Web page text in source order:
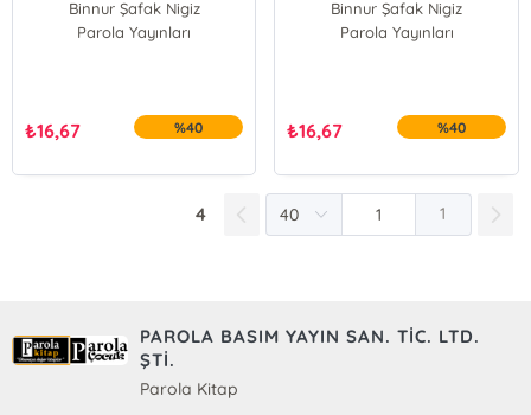
Binnur Şafak Nigiz
Parola Yayınları
₺16,67 %40
Binnur Şafak Nigiz
Parola Yayınları
₺16,67 %40
4 1
PAROLA BASIM YAYIN SAN. TİC. LTD.
ŞTİ.
Parola Kitap